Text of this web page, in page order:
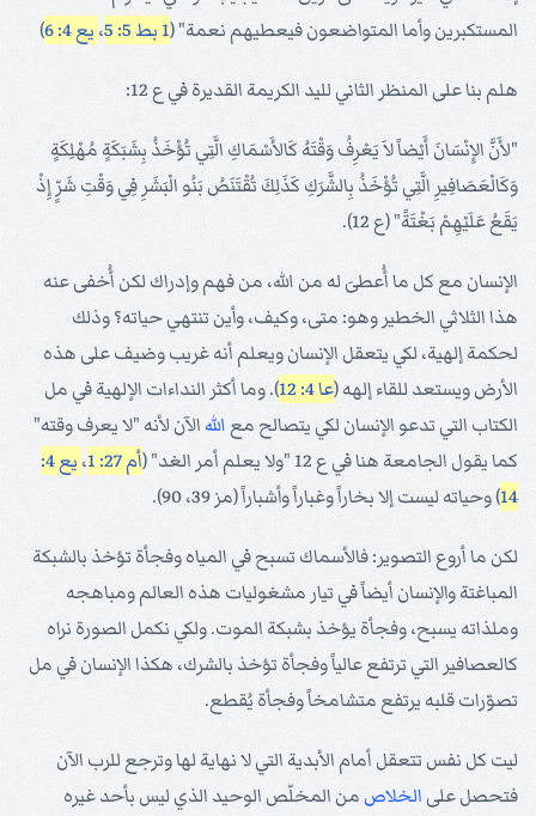
المستكبرين وأما المتواضعون فيعطيهم نعمة" (1 بط 5: 5 ، يع 4: 6 )
هلم بنا على المنظر الثاني لليد الكريمة القديرة في ع 12:
"لأَنَّ الإِنْسَانَ أَيْضاً لاَ يَعْرِفُ وَقْتَهُ كَالأَسْمَاكِ الَّتِي تُؤْخَذُ بِشَبَكَةٍ مُهْلِكَةٍ
وَكَالْعَصَافِيرِ الَّتِي تُؤْخَذُ بِالشَّرَكِ كَذَلِكَ تُقْتَنَصُ بَنُو الْبَشَرِ فِي وَقْتِ شَرٍّ إِذْ
يَقَعُ عَلَيْهِمْ بَغْتَةً" (ع 12).
الإنسان مع كل ما أُعطىَ له من الله، من فهم وإدراك لكن أُخفى عنه
هذا الثلاثي الخطير وهو: متى، وكيف، وأين تنتهي حياته؟ وذلك
لحكمة إلهية، لكي يتعقل الإنسان ويعلم أنه غريب وضيف على هذه
الأرض ويستعد للقاء إلهه (عا 4: 12
). وما أكثر النداءات الإلهية في مل
الكتاب التي تدعو الإنسان لكي يتصالح مع الله الآن لأنه "لا يعرف وقته"
كما يقول الجامعة هنا في ع 12 "ولا يعلم أمر الغد" (
أم 27: 1 ،
يع 4:
14) وحياته ليست إلا بخاراً وغباراً وأشباراً (مز 39، 90).
لكن ما أروع التصوير: فالأسماك تسبح في المياه وفجأة تؤخذ بالشبكة
المباغتة والإنسان أيضاً في تيار مشغوليات هذه العالم ومباهجه
وملذاته يسبح، وفجأة يؤخذ بشبكة الموت. ولكي نكمل الصورة نراه
كالعصافير التي ترتفع عالياً وفجأة تؤخذ بالشرك، هكذا الإنسان في مل
تصوّرات قلبه يرتفع متشامخاً وفجأة يُقطع.
ليت كل نفس تتعقل أمام الأبدية التي لا نهاية لها وترجع للرب الآن
فتحصل على الخلاص من المخلّص الوحيد الذي ليس بأحد غيره